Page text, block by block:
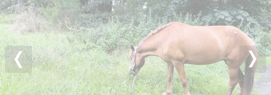
Previous